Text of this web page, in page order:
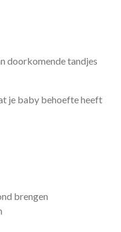
doorkomende tandjes
je baby behoefte heeft
brengen